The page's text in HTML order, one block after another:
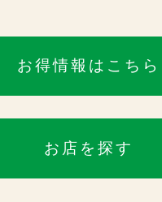
お得情報はこちら
お店を探す